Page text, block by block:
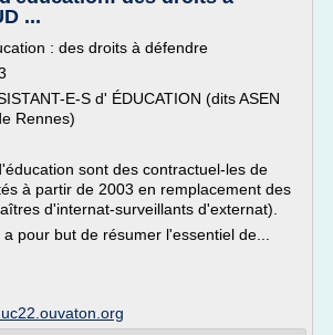
...
: des droits à défendre
E-S d' ÉDUCATION (dits ASEN
Rennes)
sont des contractuel-les de
à partir de 2003 en remplacement des
d'internat-surveillants d'externat).
pour but de résumer l'essentiel de...